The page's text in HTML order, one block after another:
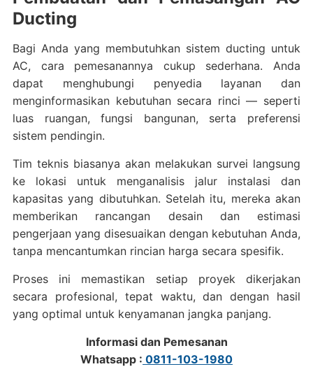
Ducting
Bagi Anda yang membutuhkan sistem ducting untuk
AC, cara pemesanannya cukup sederhana. Anda
dapat menghubungi penyedia layanan dan
menginformasikan kebutuhan secara rinci — seperti
luas ruangan, fungsi bangunan, serta preferensi
sistem pendingin.
Tim teknis biasanya akan melakukan survei langsung
ke lokasi untuk menganalisis jalur instalasi dan
kapasitas yang dibutuhkan. Setelah itu, mereka akan
memberikan rancangan desain dan estimasi
pengerjaan yang disesuaikan dengan kebutuhan Anda,
tanpa mencantumkan rincian harga secara spesifik.
Proses ini memastikan setiap proyek dikerjakan
secara profesional, tepat waktu, dan dengan hasil
yang optimal untuk kenyamanan jangka panjang.
Informasi dan Pemesanan
Whatsapp : 0811-103-1980